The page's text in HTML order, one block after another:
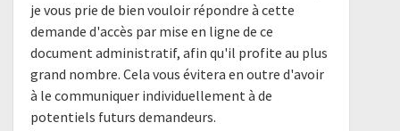
je vous prie de bien vouloir répondre à cette
demande d'accès par mise en ligne de ce
document administratif, afin qu'il profite au plus
grand nombre. Cela vous évitera en outre d'avoir
à le communiquer individuellement à de
potentiels futurs demandeurs.